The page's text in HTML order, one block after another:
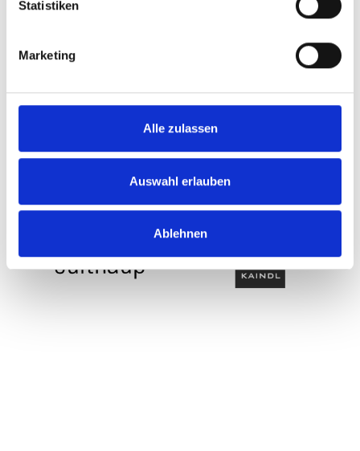
Statistiken
Marketing
Alle zulassen
Auswahl erlauben
Ablehnen